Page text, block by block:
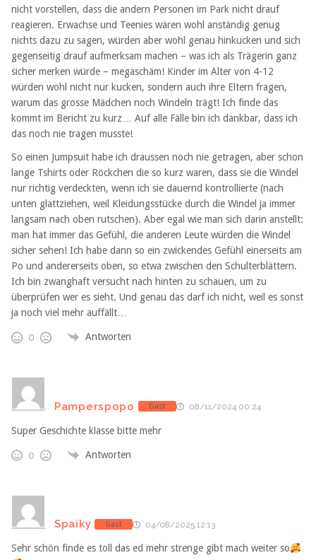
nicht vorstellen, dass die andern Personen im Park nicht drauf
reagieren. Erwachse und Teenies wären wohl anständig genug
nichts dazu zu sagen, würden aber wohl genau hinkucken und sich
gegenseitig drauf aufmerksam machen – was ich als Trägerin ganz
sicher merken würde – megaschäm! Kinder im Alter von 4-12
würden wohl nicht nur kucken, sondern auch ihre Eltern fragen,
warum das grosse Mädchen noch Windeln trägt! Ich finde das
kommt im Bericht zu kurz… Auf alle Fälle bin ich dankbar, dass ich
das noch nie tragen musste!
So einen Jumpsuit habe ich draussen noch nie getragen, aber schon
lange Tshirts oder Röckchen die so kurz waren, dass sie die Windel
nur richtig verdeckten, wenn ich sie dauernd kontrollierte (nach
unten glattziehen, weil Kleidungsstücke durch die Windel ja immer
langsam nach oben rutschen). Aber egal wie man sich darin anstellt:
man hat immer das Gefühl, die anderen Leute würden die Windel
sicher sehen! Ich habe dann so ein zwickendes Gefühl einerseits am
Po und andererseits oben, so etwa zwischen den Schulterblättern.
Ich bin zwanghaft versucht nach hinten zu schauen, um zu
überprüfen wer es sieht. Und genau das darf ich nicht, weil es sonst
ja noch viel mehr auffällt…
0 Antworten
Pamperspopo Gast 08/11/2024 00:24
Super Geschichte klasse bitte mehr
0 Antworten
Spaiky Gast 04/08/2025 12:13
Sehr schön finde es toll das ed mehr strenge gibt mach weiter so